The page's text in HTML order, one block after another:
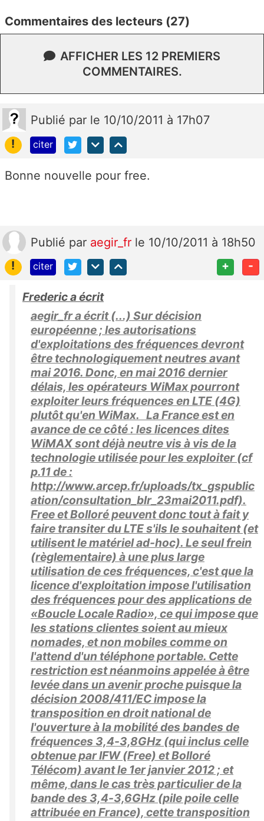
Commentaires des lecteurs (27)
AFFICHER LES 12 PREMIERS
COMMENTAIRES.
Publié par le 10/10/2011 à 17h07
!
citer
Bonne nouvelle pour free.
Publié par aegir_fr le 10/10/2011 à 18h50
!
citer + -
Frederic a écrit
aegir_fr a écrit (...) Sur décision
européenne ; les autorisations
d'exploitations des fréquences devront
être technologiquement neutres avant
mai 2016. Donc, en mai 2016 dernier
délais, les opérateurs WiMax pourront
exploiter leurs fréquences en LTE (4G)
plutôt qu'en WiMax. La France est en
avance de ce côté : les licences dites
WiMAX sont déjà neutre vis à vis de la
technologie utilisée pour les exploiter (cf
p.11 de :
http://www.arcep.fr/uploads/tx_gspublic
ation/consultation_blr_23mai2011.pdf).
Free et Bolloré peuvent donc tout à fait y
faire transiter du LTE s'ils le souhaitent (et
utilisent le matériel ad-hoc). Le seul frein
(règlementaire) à une plus large
utilisation de ces fréquences, c'est que la
licence d'exploitation impose l'utilisation
des fréquences pour des applications de
«Boucle Locale Radio», ce qui impose que
les stations clientes soient au mieux
nomades, et non mobiles comme on
l'attend d'un téléphone portable. Cette
restriction est néanmoins appelée à être
levée dans un avenir proche puisque la
décision 2008/411/EC impose la
transposition en droit national de
l'ouverture à la mobilité des bandes de
fréquences 3,4-3,8GHz (qui inclus celle
obtenue par IFW (Free) et Bolloré
Télécom) avant le 1er janvier 2012 ; et
même, dans le cas très particulier de la
bande des 3,4-3,6GHz (pile poile celle
attribuée en France), cette transposition